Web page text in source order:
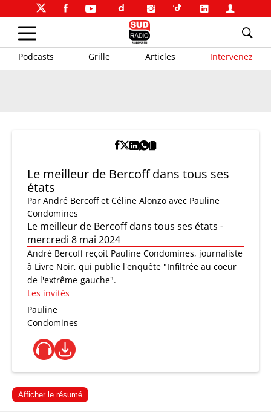
Podcasts Grille Articles Intervenez
Le meilleur de Bercoff dans tous ses
états
Par André Bercoff et Céline Alonzo avec Pauline
Condomines
Le meilleur de Bercoff dans tous ses états -
mercredi 8 mai 2024
André Bercoff reçoit Pauline Condomines, journaliste
à Livre Noir, qui publie l'enquête "Infiltrée au coeur
de l'extrême-gauche".
Les invités
Pauline
Condomines
Afficher le résumé